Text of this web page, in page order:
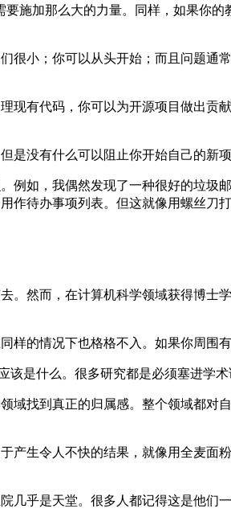
施加那么大的力量。同样，如果你
小；你可以从头开始；而且问题通
有代码，你可以为开源项目做出贡
没有什么可以阻止你开始自己的新
如，我偶然发现了一种很好的垃圾
待办事项列表。但这就像用螺丝刀
然而，在计算机科学领域获得博士
的情况下也格格不入。如果你周围
是什么。很多研究都是必须塞进学
找到真正的归属感。整个领域都对
生令人不快的结果，就像用全麦面
乎是天堂。很多人都记得这是他们